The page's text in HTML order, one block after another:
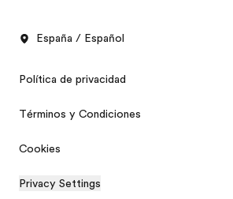
España / Español
Política de privacidad
Términos y Condiciones
Cookies
Privacy Settings